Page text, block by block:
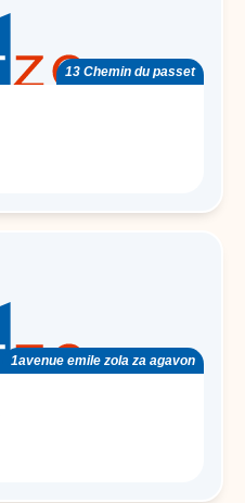
13 Chemin du passet
1avenue emile zola za agavon